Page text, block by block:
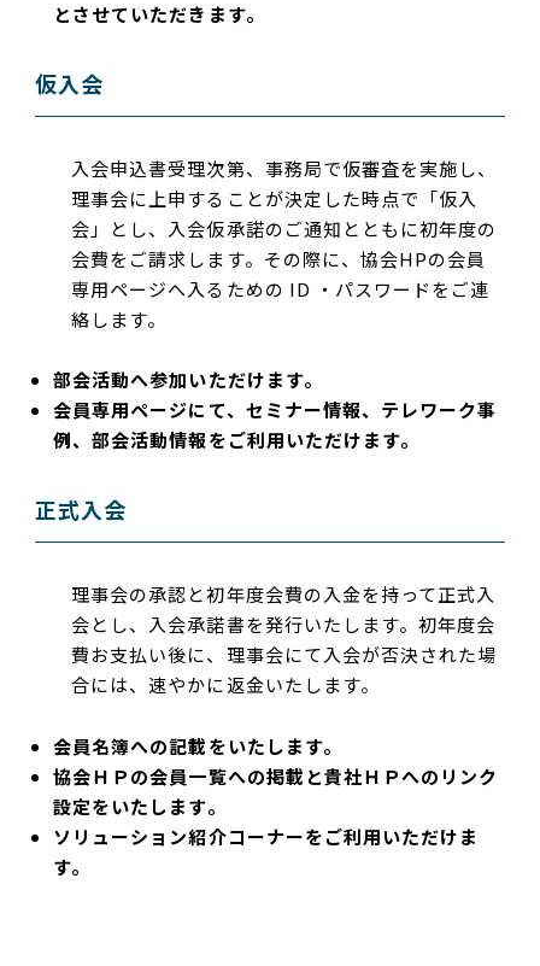
とさせていただきます。
仮入会
入会申込書受理次第、事務局で仮審査を実施し、
理事会に上申することが決定した時点で「仮入
会」とし、入会仮承諾のご通知とともに初年度の
会費をご請求します。その際に、協会HPの会員
専用ページへ入るための ID ・パスワードをご連
絡します。
部会活動へ参加いただけます。
会員専用ページにて、セミナー情報、テレワーク事
例、部会活動情報をご利用いただけます。
正式入会
理事会の承認と初年度会費の入金を持って正式入
会とし、入会承諾書を発行いたします。初年度会
費お支払い後に、理事会にて入会が否決された場
合には、速やかに返金いたします。
会員名簿への記載をいたします。
協会ＨＰの会員一覧への掲載と貴社ＨＰへのリンク
設定をいたします。
ソリューション紹介コーナーをご利用いただけま
す。